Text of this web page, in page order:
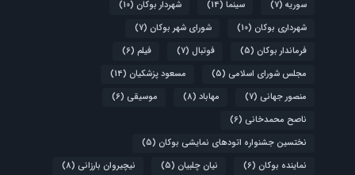
سوریه (7) سینما (14) شهردار بوکان (10)
شهرداری بوکان (10) شورای شهر بوکان (7)
فرماندار بوکان (5) فوتبال (7) فیلم (6)
مجلس شورای اسلامی (5) مسعود پزشکیان (14)
منصور جهانی (7) مهاباد (8) موسیقی (6)
ناصح محمدخانی (6)
نختسین جشنواره اتودهای نمایشی بوکان (5)
نماینده بوکان (6) نیان چلبیان (5) نیچیروان بارزانی (8)